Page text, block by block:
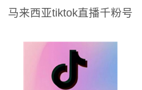
马来西亚tiktok直播千粉号